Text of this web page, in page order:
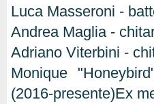
Luca Masseroni -
Andrea Maglia -
Adriano Viterbini -
Monique
(2016-presente)Ex